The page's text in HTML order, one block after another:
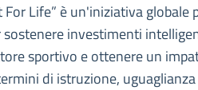
For Life” è un'iniziativa globale
sostenere investimenti
sportivo e ottenere un
di istruzione,